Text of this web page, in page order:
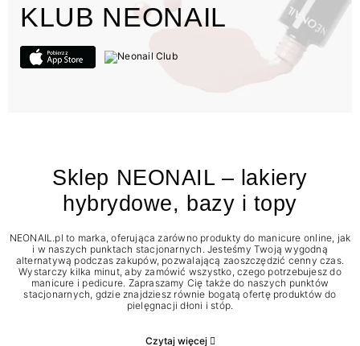
KLUB NEONAIL
Sklep NEONAIL – lakiery
hybrydowe, bazy i topy
NEONAIL.pl to marka, oferująca zarówno produkty do manicure online, jak
i w naszych punktach stacjonarnych. Jesteśmy Twoją wygodną
alternatywą podczas zakupów, pozwalającą zaoszczędzić cenny czas.
Wystarczy kilka minut, aby zamówić wszystko, czego potrzebujesz do
manicure i pedicure. Zapraszamy Cię także do naszych punktów
stacjonarnych, gdzie znajdziesz równie bogatą ofertę produktów do
pielęgnacji dłoni i stóp.
Czytaj więcej